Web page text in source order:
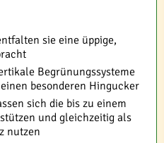
sie eine üppige,
Begrünungssysteme
besonderen Hingucker
sich die bis zu einem
und gleichzeitig als
nutzen